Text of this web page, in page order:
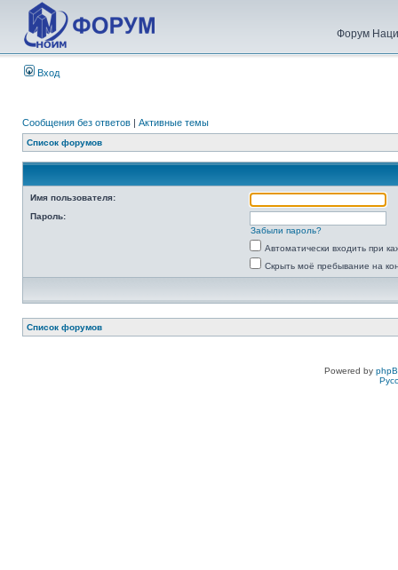
Форум
Вход
Сообщения без ответов | Активные темы
Список форумов
Имя пользователя:
Пароль:
Забыли пароль?
Автоматически входить при
Скрыть моё пребывание на
Список форумов
Powered by